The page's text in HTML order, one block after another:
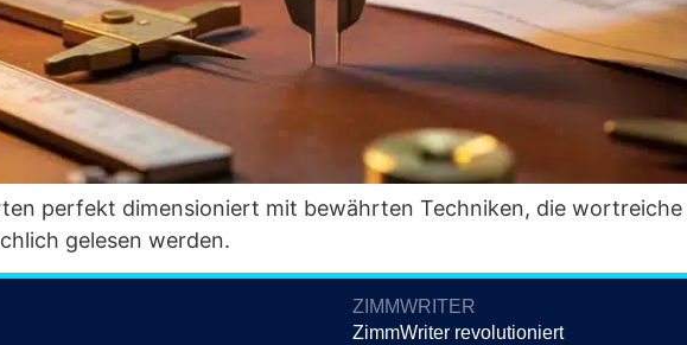
per­fekt dimen­sio­niert mit bewähr­ten Tech­ni­ken, die
gele­sen werden.
ZIMMWRITER
ZimmWriter revolutioniert